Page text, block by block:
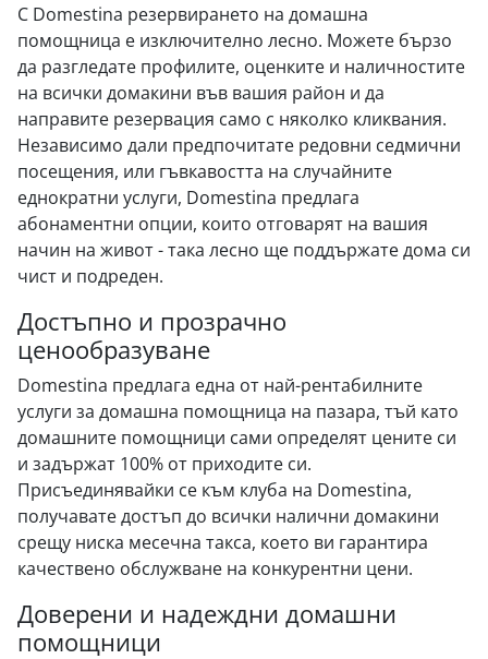
С Domestina резервирането на домашна
помощница е изключително лесно. Можете бързо
да разгледате профилите, оценките и наличностите
на всички домакини във вашия район и да
направите резервация само с няколко кликвания.
Независимо дали предпочитате редовни седмични
посещения, или гъвкавостта на случайните
еднократни услуги, Domestina предлага
абонаментни опции, които отговарят на вашия
начин на живот - така лесно ще поддържате дома си
чист и подреден.
Достъпно и прозрачно
ценообразуване
Domestina предлага една от най-рентабилните
услуги за домашна помощница на пазара, тъй като
домашните помощници сами определят цените си
и задържат 100% от приходите си.
Присъединявайки се към клуба на Domestina,
получавате достъп до всички налични домакини
срещу ниска месечна такса, което ви гарантира
качествено обслужване на конкурентни цени.
Доверени и надеждни домашни
помощници